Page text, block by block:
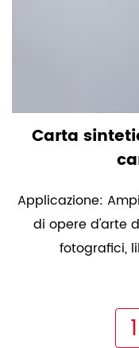
Carta
Applicazione:
di opere d'arte
fotografici,
1